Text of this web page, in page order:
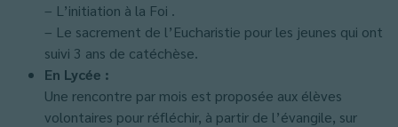
– L’initiation à la Foi .
– Le sacrement de l’Eucharistie pour les jeunes qui ont
suivi 3 ans de catéchèse.
En Lycée :
Une rencontre par mois est proposée aux élèves
volontaires pour réfléchir, à partir de l’évangile, sur